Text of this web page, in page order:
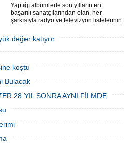
Yaptığı albümlerle son yılların en
başarılı sanatçılarından olan, her
şarkısıyla radyo ve televizyon listelerinin
kitlesini her geçen gün artıran Tan yeni
albümleri için Avrupa Müzik'le anlaşma
imzaladı.
değer katıyor
koştu
Bulacak
28 YIL SONRA AYNI FİLMDE